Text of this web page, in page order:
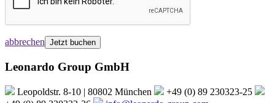
abbrechen
Leonardo Group GmbH
Leopoldstr. 8-10 | 80802 München
+49 (0) 89 230323-25